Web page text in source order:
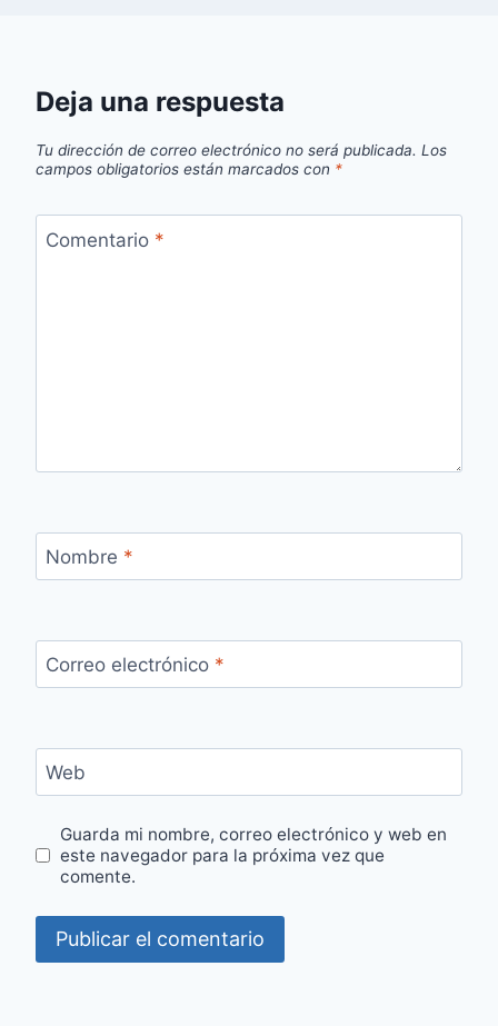
Deja una respuesta
Tu dirección de correo electrónico no será publicada. Los
campos obligatorios están marcados con *
Comentario *
Nombre *
Correo electrónico *
Web
Guarda mi nombre, correo electrónico y web en
este navegador para la próxima vez que
comente.